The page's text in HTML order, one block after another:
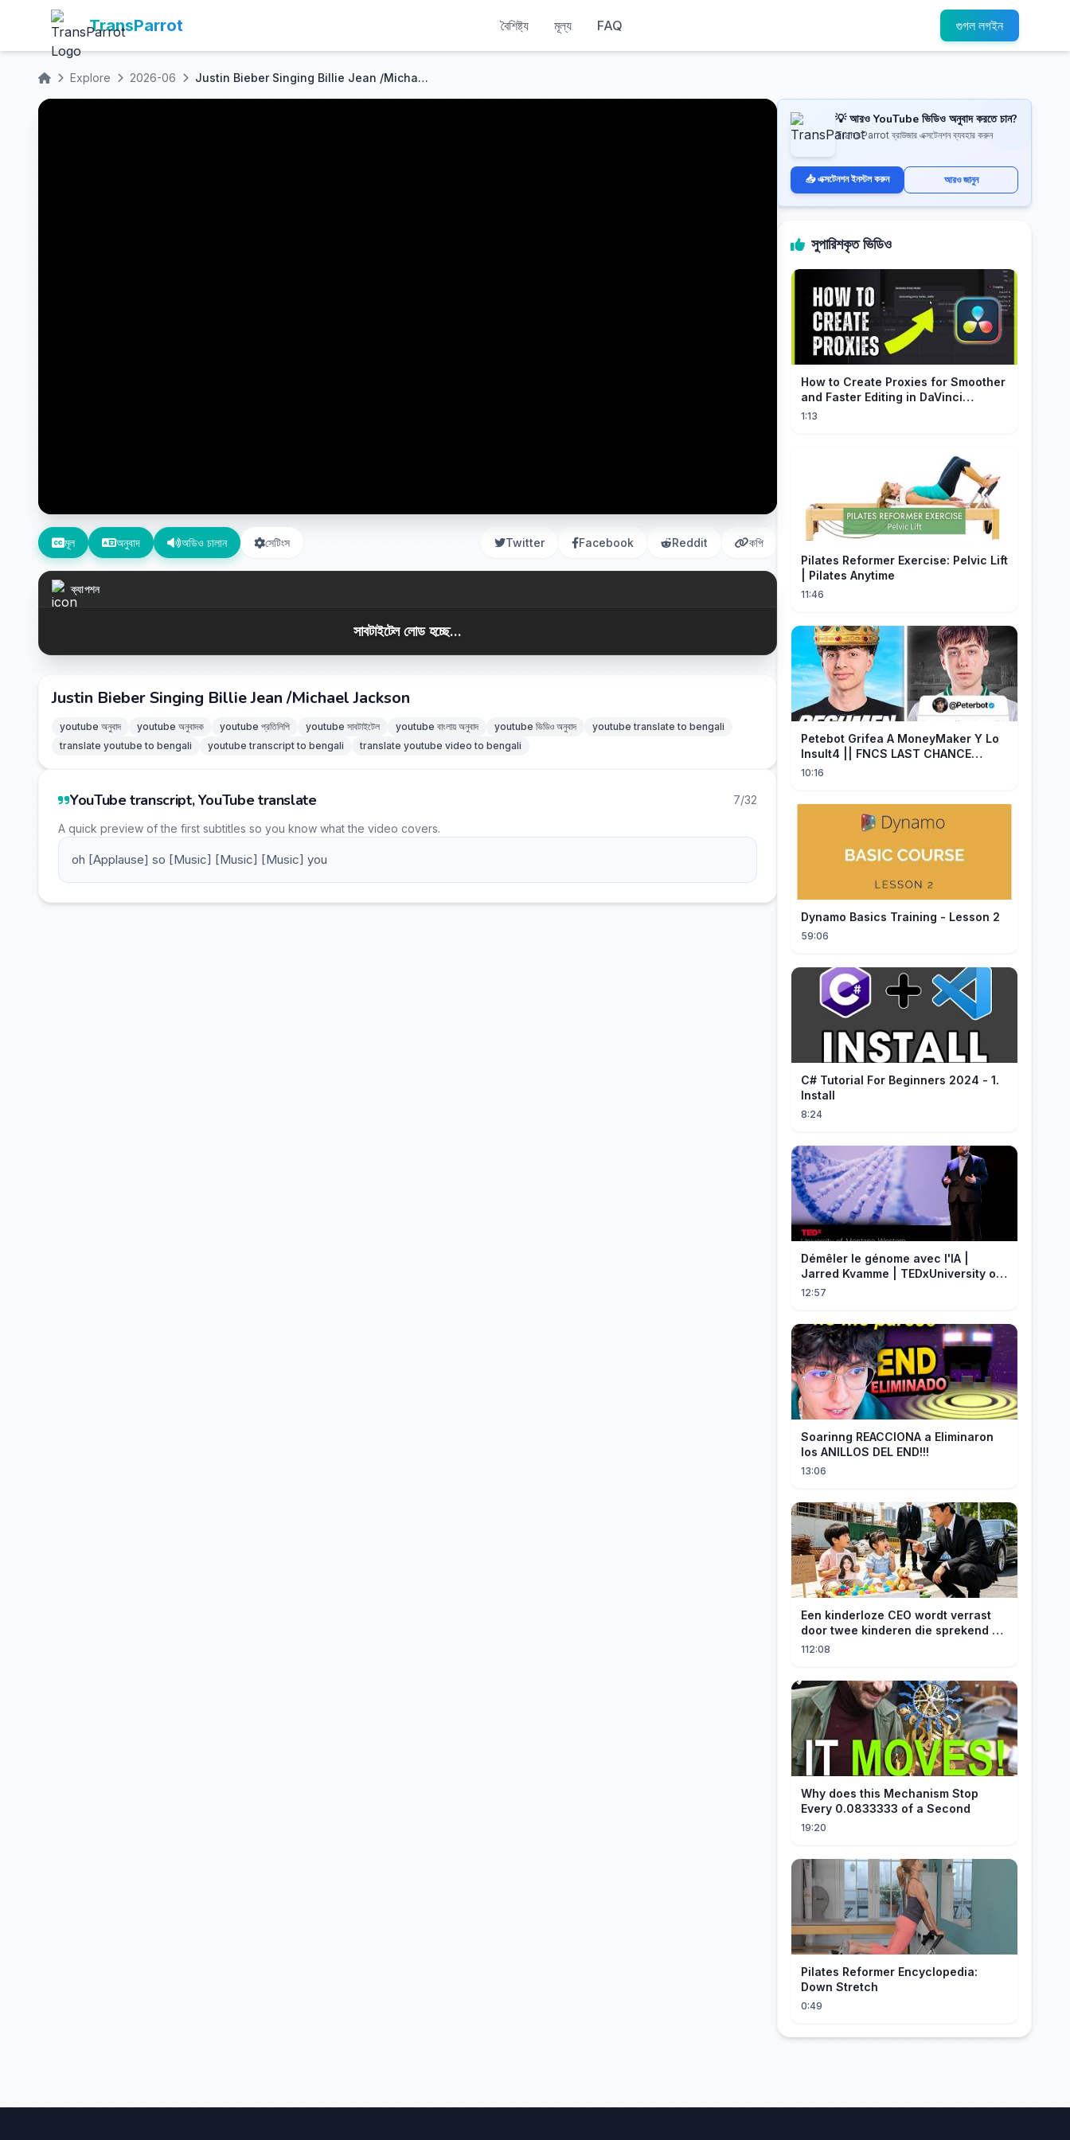
TransParrot বৈশিষ্ট্য মূল্য FAQ গুগল লগইন
Explore 2026-06 Justin Bieber Singing Billie Jean /Michael Jackson
মূল অনুবাদ অডিও চালান সেটিংস Twitter Facebook Reddit কপি
ক্যাপশন
সাবটাইটেল লোড হচ্ছে...
Justin Bieber Singing Billie Jean /Michael Jackson
youtube অনুবাদ youtube অনুবাদক youtube প্রতিলিপি youtube সাবটাইটেল youtube বাংলায় অনুবাদ youtube ভিডিও অনুবাদ
youtube translate to bengali
translate youtube to bengali
youtube transcript to bengali translate youtube video to bengali
YouTube transcript, YouTube translate 7/32
A quick preview of the first subtitles so you know what the video covers.
oh [Applause] so [Music] [Music] [Music] you
💡 আরও YouTube ভিডিও অনুবাদ করতে চান?
TransParrot ব্রাউজার এক্সটেনশন ব্যবহার করুন
📥 এক্সটেনশন ইনস্টল করুন আরও জানুন
সুপারিশকৃত ভিডিও
How to Create Proxies for Smoother
and Faster Editing in DaVinci
Resolve
1:13
Pilates Reformer Exercise: Pelvic Lift
| Pilates Anytime
11:46
Petebot Grifea A MoneyMaker Y Lo
Insult4 || FNCS LAST CHANCE
Resumen
10:16
Dynamo Basics Training - Lesson 2
59:06
C# Tutorial For Beginners 2024 - 1.
Install
8:24
Démêler le génome avec l'IA |
Jarred Kvamme | TEDxUniversity of
Montana Western
12:57
Soarinng REACCIONA a Eliminaron
los ANILLOS DEL END!!!
13:06
Een kinderloze CEO wordt verrast
door twee kinderen die sprekend op
hem lijken en is geschokt: Wie zijn
112:08
Why does this Mechanism Stop
Every 0.0833333 of a Second
19:20
Pilates Reformer Encyclopedia:
Down Stretch
0:49